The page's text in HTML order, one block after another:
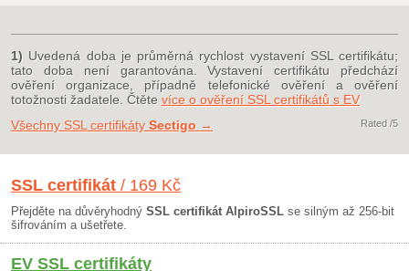
1) Uvedená doba je průměrná rychlost vystavení SSL certifikátu;
tato doba není garantována. Vystavení certifikátu předchází
ověření organizace, případně telefonické ověření a ověření
totožnosti žadatele. Čtěte více o ověření SSL certifikátů s EV
Rated /5
Všechny SSL certifikátySectigo →
SSL certifikát / 169 Kč
Přejděte na důvěryhodný SSL certifikát AlpiroSSL se silným až 256-bit
šifrováním a ušetřete.
EV SSL certifikáty